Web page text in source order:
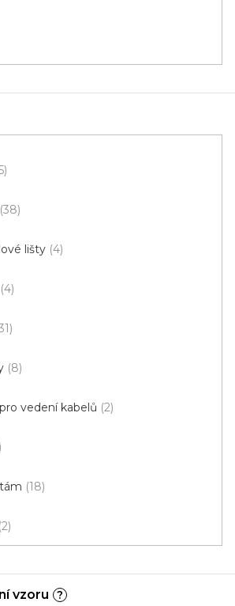
38
lišty 4
4
8
vedení kabelů 2
18
2
vzoru ?
v balení sv.bronz
ihned k odeslání